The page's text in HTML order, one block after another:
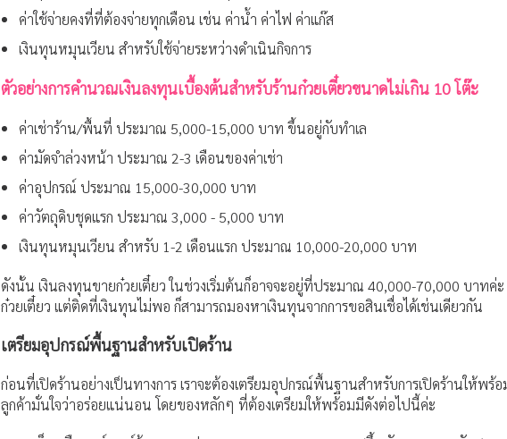
ค่าใช้จ่ายคงที่ที่ต้องจ่ายทุกเดือน เช่น ค่าน้ำ ค่าไฟ ค่าแก๊ส
เงินทุนหมุนเวียน สำหรับใช้จ่ายระหว่างดำเนินกิจการ
ตัวอย่างการคำนวณเงินลงทุนเบื้องต้นสำหรับร้านก๋วยเตี๋ยวขนาดไม่เกิน 10 โต๊ะ
ค่าเช่าร้าน/พื้นที่ ประมาณ 5,000-15,000 บาท ขึ้นอยู่กับทำเล
ค่ามัดจำล่วงหน้า ประมาณ 2-3 เดือนของค่าเช่า
ค่าอุปกรณ์ ประมาณ 15,000-30,000 บาท
ค่าวัตถุดิบชุดแรก ประมาณ 3,000 - 5,000 บาท
เงินทุนหมุนเวียน สำหรับ 1-2 เดือนแรก ประมาณ 10,000-20,000 บาท
ดังนั้น เงินลงทุนขายก๋วยเตี๋ยว ในช่วงเริ่มต้นก็อาจจะอยู่ที่ประมาณ 40,000-70,000 บาทค่
ก๋วยเตี๋ยว แต่ติดที่เงินทุนไม่พอ ก็สามารถมองหาเงินทุนจากการขอสินเชื่อได้เช่นเดียวกัน
เตรียมอุปกรณ์พื้นฐานสำหรับเปิดร้าน
ก่อนที่เปิดร้านอย่างเป็นทางการ เราจะต้องเตรียมอุปกรณ์พื้นฐานสำหรับการเปิดร้านให้พร้
ลูกค้ามั่นใจว่าอร่อยแน่นอน โดยของหลักๆ ที่ต้องเตรียมให้พร้อมมีดังต่อไปนี้ค่ะ